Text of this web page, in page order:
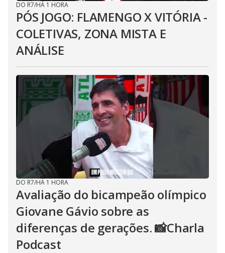
DO R7/HÁ 1 HORA
PÓS JOGO: FLAMENGO X VITÓRIA -
COLETIVAS, ZONA MISTA E
ANÁLISE
DO R7/HÁ 1 HORA
Avaliação do bicampeão olímpico
Giovane Gávio sobre as
diferenças de gerações. 📸Charla
Podcast